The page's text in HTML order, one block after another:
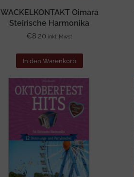
WACKELKONTAKT Oimara
Steirische Harmonika
€8.20 inkl. Mwst
In den Warenkorb